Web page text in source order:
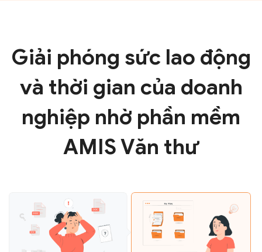
Giải phóng sức lao động
và thời gian của doanh
nghiệp nhờ phần mềm
AMIS Văn thư